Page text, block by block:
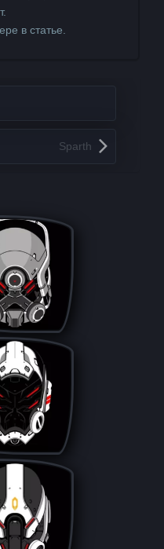
в статье.
Sparth